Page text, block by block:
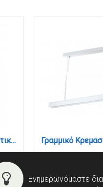
Κρεμαστό Γύψινο Φωτιστικό E27, Λευκό, D:30x8,5cm(4102-B-White)
Ενημερωνόμαστε